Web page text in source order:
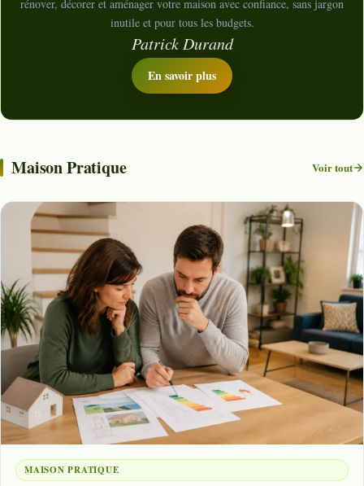
rénover, décorer et aménager votre maison avec confiance, sans jargon
inutile et pour tous les budgets.
Patrick Durand
En savoir plus
Maison Pratique Voir tout
MAISON PRATIQUE